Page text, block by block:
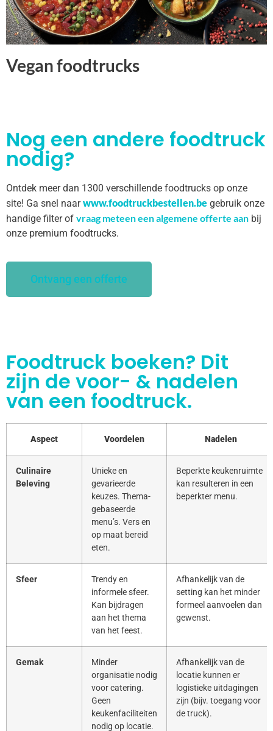
Vegan foodtrucks
Nog een andere foodtruck
nodig?
Ontdek meer dan 1300 verschillende foodtrucks op onze
site! Ga snel naarwww.foodtruckbestellen.be gebruik onze
handige filter of vraag meteen een algemene offerte aan bij
onze premium foodtrucks.
Ontvang een offerte
Foodtruck boeken? Dit
zijn de voor- & nadelen
van een foodtruck.
Aspect Voordelen Nadelen
Culinaire
Beleving
Unieke en
gevarieerde
keuzes. Thema-
gebaseerde
menu’s. Vers en
op maat bereid
eten.
Beperkte keukenruimte
kan resulteren in een
beperkter menu.
Sfeer
Trendy en
informele sfeer.
Kan bijdragen
aan het thema
van het feest.
Afhankelijk van de
setting kan het minder
formeel aanvoelen dan
gewenst.
Gemak
Minder
organisatie nodig
voor catering.
Geen
keukenfaciliteiten
nodig op locatie.
Afhankelijk van de
locatie kunnen er
logistieke uitdagingen
zijn (bijv. toegang voor
de truck).